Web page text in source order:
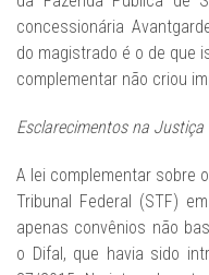
concessionária
do magistrado é o de que
complementar não criou
Esclarecimentos na Justiça
A lei complementar sobre
Tribunal Federal (STF)
apenas convênios não
o Difal, que havia sido